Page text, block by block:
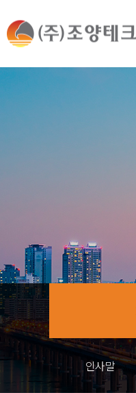
인사말